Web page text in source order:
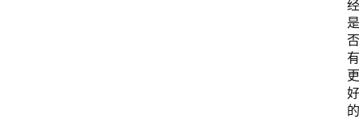
经
是
否
有
更
好
的